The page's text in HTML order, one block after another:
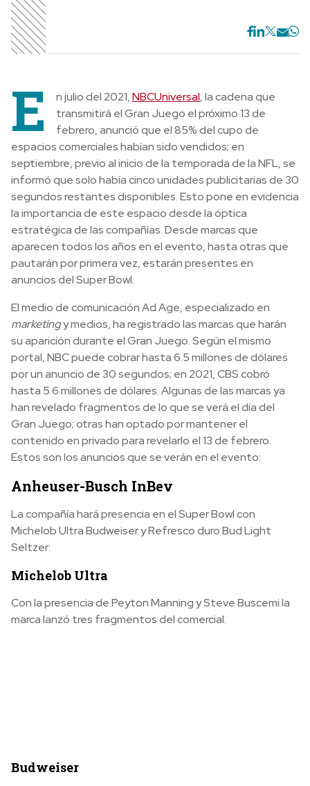
E n julio del 2021,NBCUniversal, la cadena que
transmitirá el Gran Juego el próximo 13 de
febrero, anunció que el 85% del cupo de
espacios comerciales habían sido vendidos; en
septiembre, previo al inicio de la temporada de la NFL, se
informó que solo había cinco unidades publicitarias de 30
segundos restantes disponibles. Esto pone en evidencia
la importancia de este espacio desde la óptica
estratégica de las compañías. Desde marcas que
aparecen todos los años en el evento, hasta otras que
pautarán por primera vez, estarán presentes en
anuncios del Super Bowl.
El medio de comunicación Ad Age, especializado en
marketingy medios, ha registrado las marcas que harán
su aparición durante el Gran Juego. Según el mismo
portal, NBC puede cobrar hasta 6.5 ​​millones de dólares
por un anuncio de 30 segundos; en 2021, CBS cobró
hasta 5.6 millones de dólares. Algunas de las marcas ya
han revelado fragmentos de lo que se verá el día del
Gran Juego; otras han optado por mantener el
contenido en privado para revelarlo el 13 de febrero.
Estos son los anuncios que se verán en el evento:
Anheuser-Busch InBev
La compañía hará presencia en el Super Bowl con
Michelob Ultra Budweiser y Refresco duro Bud Light
Seltzer:
Michelob Ultra
Con la presencia de Peyton Manning y Steve Buscemi la
marca lanzó tres fragmentos del comercial.
Budweiser